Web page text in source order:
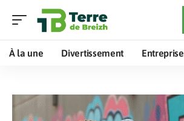
À la une Divertissement Entreprise